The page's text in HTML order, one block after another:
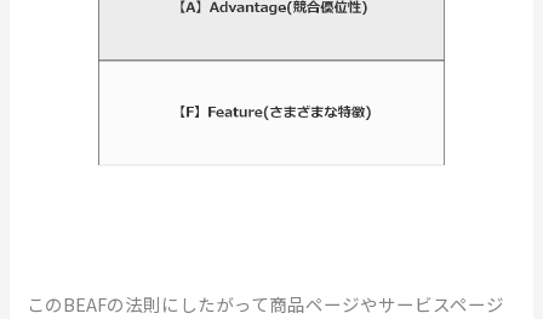
このBEAFの法則にしたがって商品ページやサービスページ